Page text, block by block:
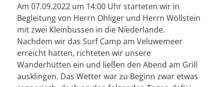
Am 07.09.2022 um 14:00 Uhr starteten wir in
Begleitung von Herrn Ohliger und Herrn Wöllstein
mit zwei Kleinbussen in die Niederlande.
Nachdem wir das Surf Camp am Veluwemeer
erreicht hatten, richteten wir unsere
Wanderhütten ein und ließen den Abend am Grill
ausklingen. Das Wetter war zu Beginn zwar etwas